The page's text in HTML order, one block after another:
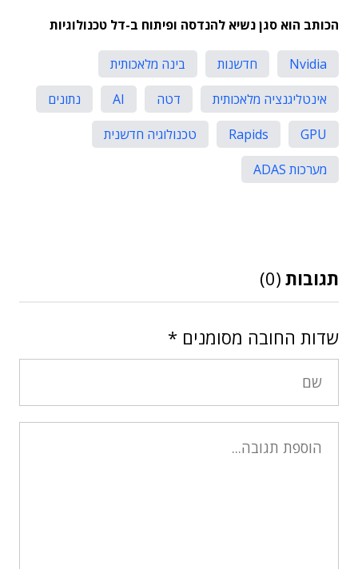
הכותב הוא סגן נשיא להנדסה ופיתוח ב-דל טכנולוגיות
Nvidia חדשנות
בינה מלאכותית
אינטליגנציה מלאכותית
דטה AI
נתונים
GPU
Rapids
טכנולוגיה חדשנית
מערכות ADAS
תגובות (0)
שדות החובה מסומנים *